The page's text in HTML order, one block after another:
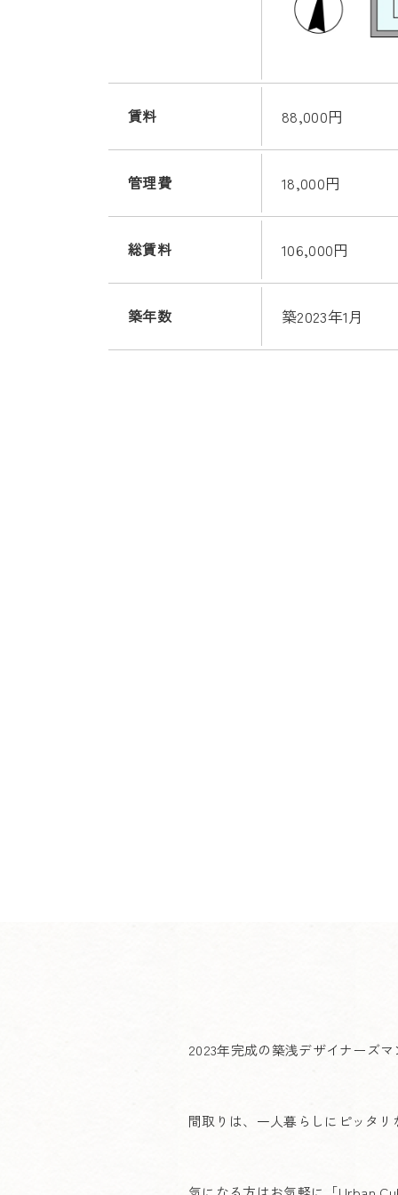
賃料 88,000円
管理費 18,000円
総賃料 106,000円
築年数 築2023年1月
2023年完成の築浅デザイナーズ
間取りは、一人暮らしにピッタ